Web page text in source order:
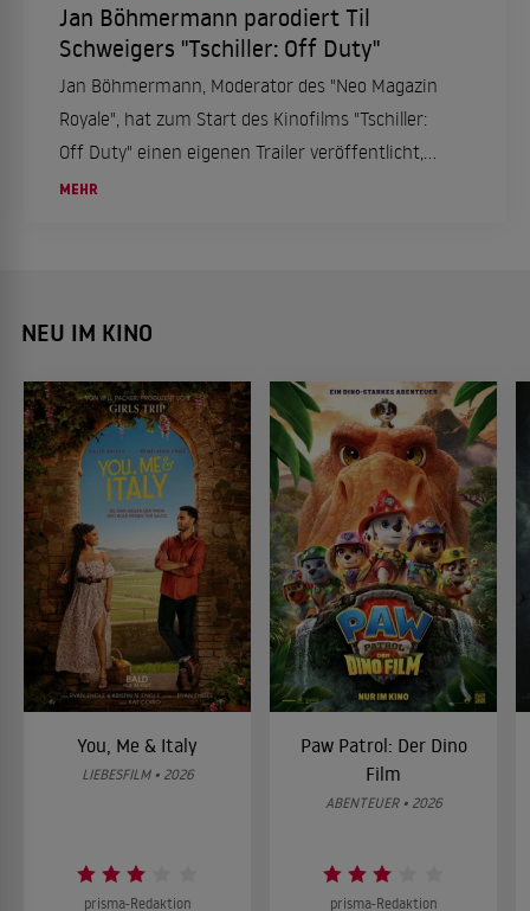
Jan Böhmermann parodiert Til
Schweigers "Tschiller: Off Duty"
Jan Böhmermann, Moderator des "Neo Magazin
Royale", hat zum Start des Kinofilms "Tschiller:
Off Duty" einen eigenen Trailer veröffentlicht,
der den Schweiger-Film parodiert.
MEHR
NEU IM KINO
You, Me & Italy
LIEBESFILM • 2026
prisma-Redaktion
Paw Patrol: Der Dino
Film
ABENTEUER • 2026
prisma-Redaktion